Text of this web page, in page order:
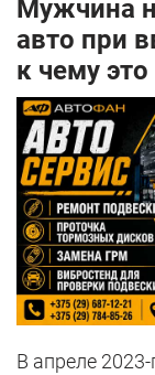
Мужчина
авто при
к чему
В апреле